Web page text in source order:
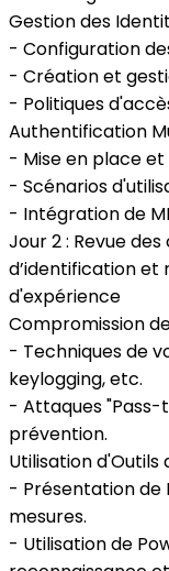
Gestion des
- Configuration
- Création et
- Politiques
Authentification
- Mise en place et
- Scénarios
- Intégration de
Jour 2 : Revue
d’identification et
d'expérience
Compromission
- Techniques de
keylogging, etc.
- Attaques
prévention.
Utilisation d'Outils
- Présentation
mesures.
- Utilisation de